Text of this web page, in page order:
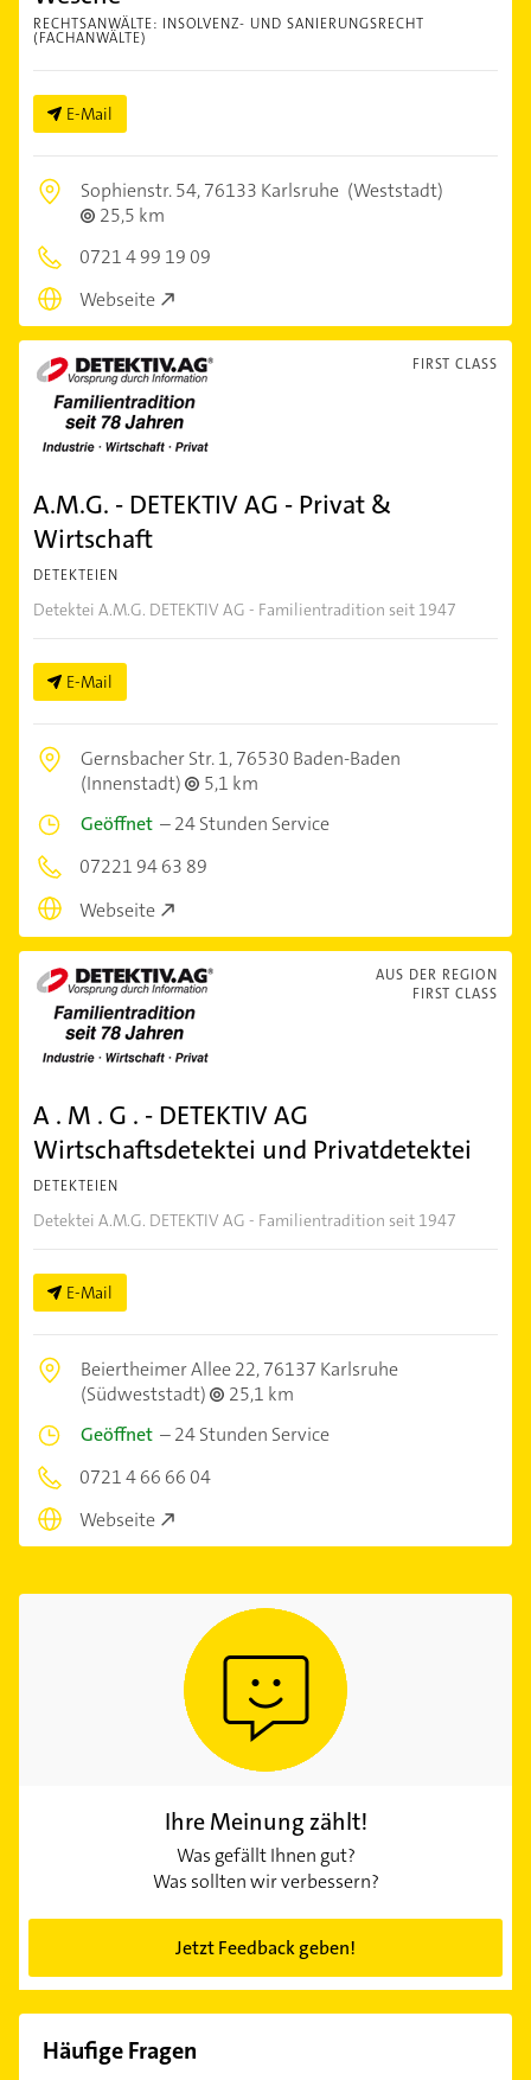
RECHTSANWÄLTE: INSOLVENZ- UND SANIERUNGSRECHT
(FACHANWÄLTE)
E-Mail
Sophienstr. 54,76133 Karlsruhe (Weststadt)
25,5 km
0721 4 99 19 09
Webseite
FIRST CLASS
A.M.G. - DETEKTIV AG - Privat &
Wirtschaft
DETEKTEIEN
Detektei A.M.G. DETEKTIV AG - Familientradition seit 1947
E-Mail
Gernsbacher Str. 1,76530 Baden-Baden
(Innenstadt)
5,1 km
Geöffnet –24 Stunden Service
07221 94 63 89
Webseite
AUS DER REGION
FIRST CLASS
A . M . G . - DETEKTIV AG
Wirtschaftsdetektei und Privatdetektei
DETEKTEIEN
Detektei A.M.G. DETEKTIV AG - Familientradition seit 1947
E-Mail
Beiertheimer Allee 22,76137 Karlsruhe
(Südweststadt)
25,1 km
Geöffnet –24 Stunden Service
0721 4 66 66 04
Webseite
Ihre Meinung zählt!
Was gefällt Ihnen gut?
Was sollten wir verbessern?
Jetzt Feedback geben!
Häufige Fragen